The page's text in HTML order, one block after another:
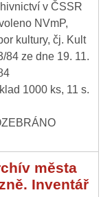
v ČSSR
NVmP,
kultury, čj. Kult
84 ze dne 19. 11.
1000 ks, 11 s.
města
Inventář